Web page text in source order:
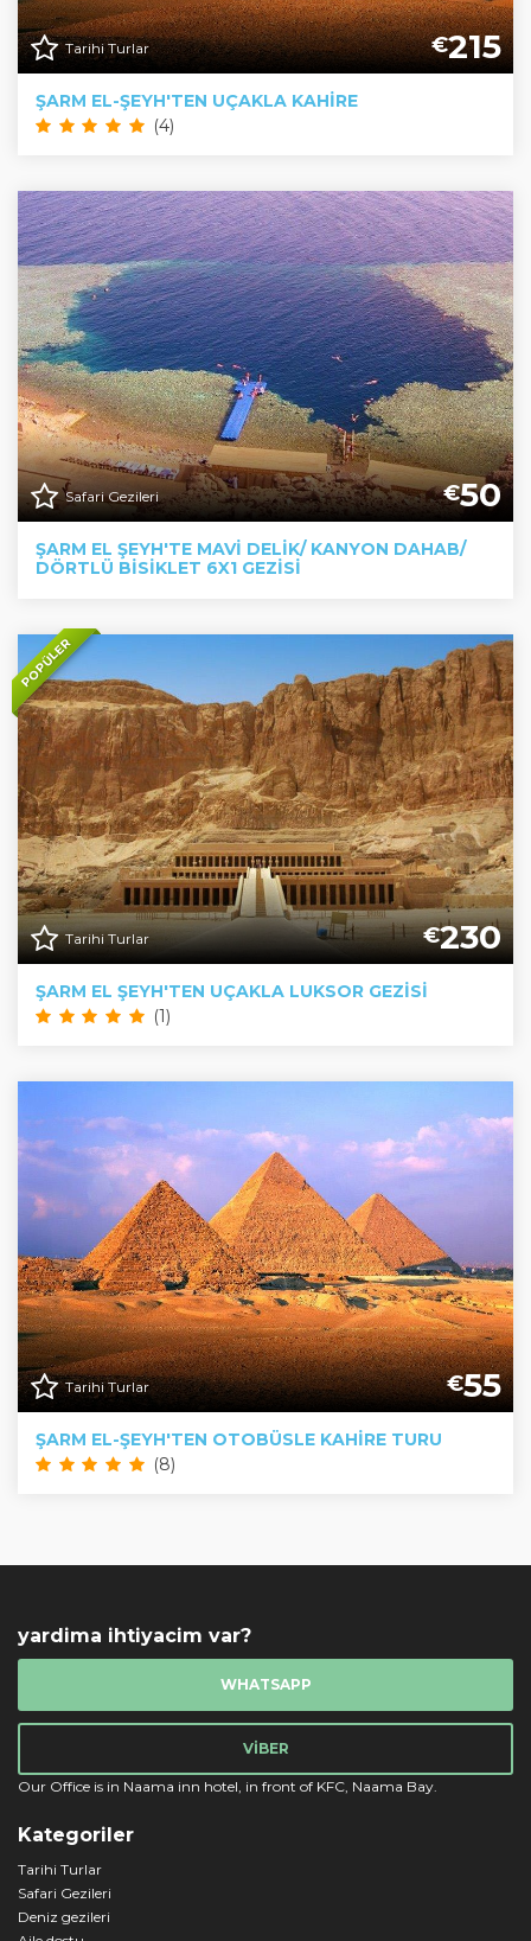
Tarihi Turlar €215
ŞARM EL-ŞEYH'TEN UÇAKLA KAHIRE
(4)
Safari Gezileri €50
ŞARM EL ŞEYH'TE MAVI DELIK/ KANYON DAHAB/
DÖRTLÜ BISIKLET 6X1 GEZISI
POPÜLER
Tarihi Turlar €230
ŞARM EL ŞEYH'TEN UÇAKLA LUKSOR GEZISI
(1)
Tarihi Turlar €55
ŞARM EL-ŞEYH'TEN OTOBÜSLE KAHIRE TURU
(8)
yardima ihtiyacim var?
WHATSAPP
VIBER
Our Office is in Naama inn hotel, in front of KFC, Naama Bay.
Kategoriler
Tarihi Turlar
Safari Gezileri
Deniz gezileri